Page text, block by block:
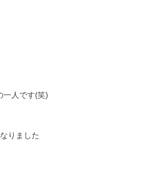
一人です(笑)
りました